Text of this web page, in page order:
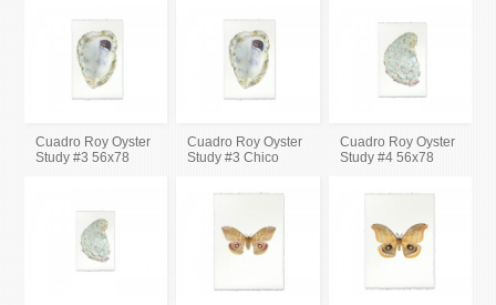
Cuadro Roy Oyster
Study #3 56x78
Cuadro Roy Oyster
Study #3 Chico
Cuadro Roy Oyster
Study #4 56x78